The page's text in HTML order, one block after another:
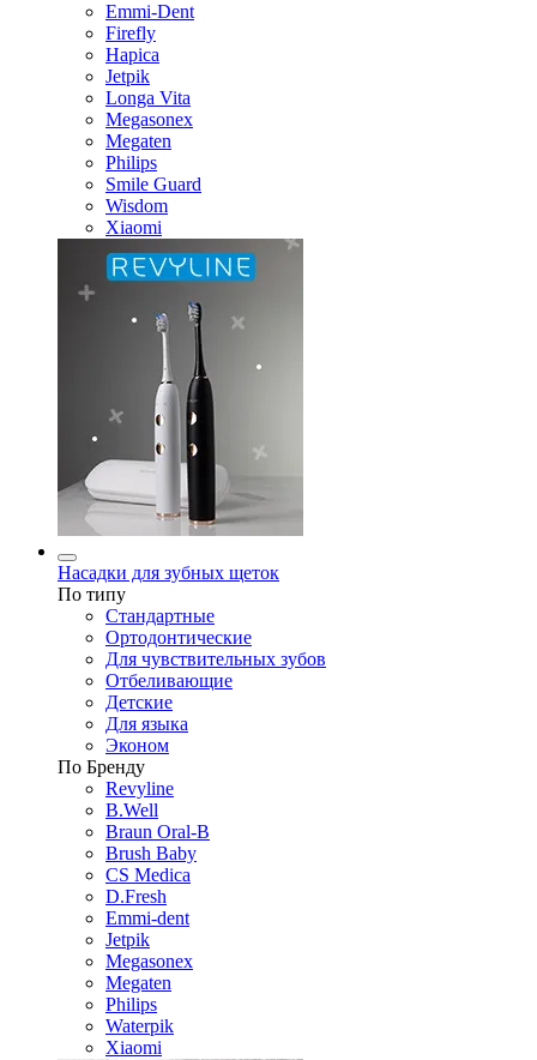
Emmi-Dent
Firefly
Hapica
Jetpik
Longa Vita
Megasonex
Megaten
Philips
Smile Guard
Wisdom
Xiaomi
Насадки для зубных щеток
По типу
Стандартные
Ортодонтические
Для чувствительных зубов
Отбеливающие
Детские
Для языка
Эконом
По Бренду
Revyline
B.Well
Braun Oral-B
Brush Baby
CS Medica
D.Fresh
Emmi-dent
Jetpik
Megasonex
Megaten
Philips
Waterpik
Xiaomi